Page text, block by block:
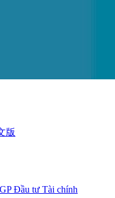
版
Đầu tư Tài chính